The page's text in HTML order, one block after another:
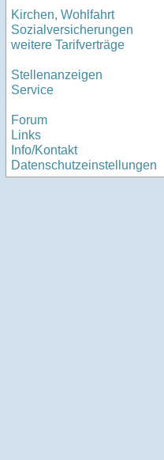
Kirchen, Wohlfahrt
Sozialversicherungen
weitere Tarifverträge
Stellenanzeigen
Service
Forum
Links
Info/Kontakt
Datenschutzeinstellungen